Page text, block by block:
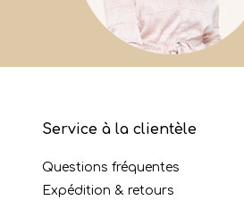
Service à la clientèle
Questions fréquentes
Expédition & retours